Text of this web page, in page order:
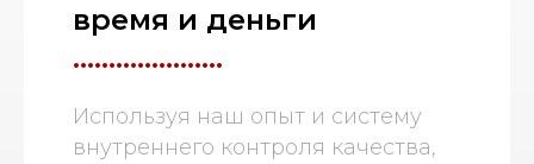
время и деньги
.....................
Используя наш опыт и систему
внутреннего контроля качества,